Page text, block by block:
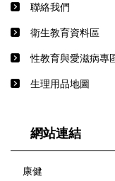
聯絡我們
衛生教育資料區
性教育與愛滋病專
生理用品地圖
網站連結
康健